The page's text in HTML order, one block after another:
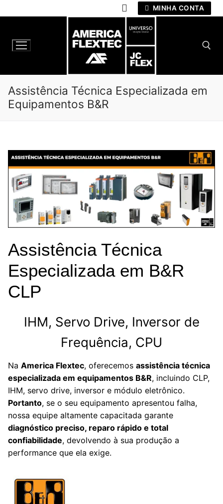
para
conteúdo
MINHA CONTA
Pesquisar por:
Assistência Técnica Especializada em
Equipamentos B&R
Assistência Técnica
Especializada em B&R
CLP
IHM, Servo Drive, Inversor de
Frequência, CPU
Na America Flextec, oferecemos assistência técnica
especializada em equipamentos B&R, incluindo CLP,
IHM, servo drive, inversor e módulo eletrônico.
Portanto, se o seu equipamento apresentou falha,
nossa equipe altamente capacitada garante
diagnóstico preciso, reparo rápido e total
confiabilidade, devolvendo à sua produção a
performance que ela exige.